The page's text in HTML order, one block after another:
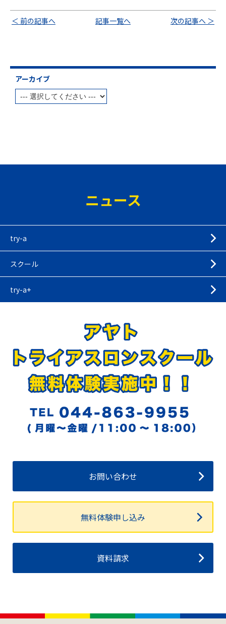
＜ 前の記事へ 記事一覧へ 次の記事へ ＞
アーカイブ
ニュース
try-a
スクール
try-a+
お問い合わせ
無料体験申し込み
資料請求